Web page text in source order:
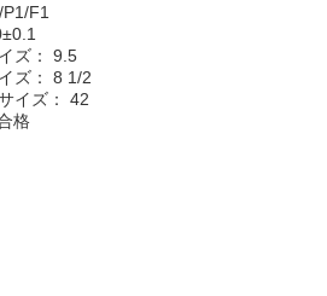
F1
ズ： 9.5
ズ： 8 1/2
イズ： 42
格